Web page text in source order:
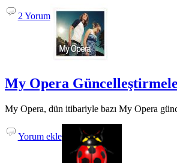
2 Yorum
My Opera
My Opera, dün itibariyle bazı My Opera
Yorum ekle